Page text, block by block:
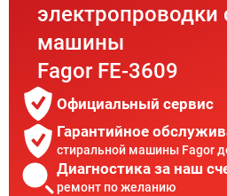
электропроводки
машины
Fagor FE-3609
Официальный сервис
Гарантийное
стиральной машины Fagor
Диагностика за наш
ремонт по желанию